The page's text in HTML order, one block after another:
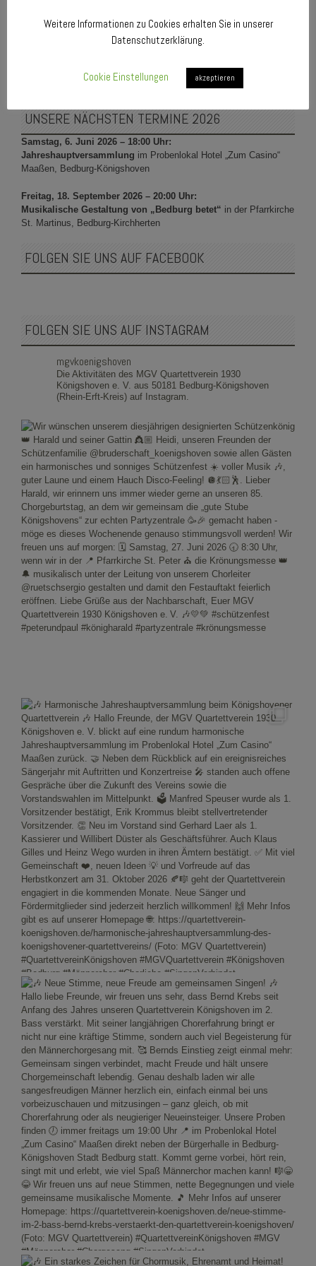
UNSERE NÄCHSTEN TERMINE 2026
Samstag, 6. Juni 2026 – 18:00 Uhr:
Jahreshauptversammlung im Probenlokal Hotel „Zum Casino“
Maaßen, Bedburg-Königshoven
Freitag, 18. September 2026 – 20:00 Uhr:
Musikalische Gestaltung von „Bedburg betet“ in der Pfarrkirche
St. Martinus, Bedburg-Kirchherten
FOLGEN SIE UNS AUF FACEBOOK
FOLGEN SIE UNS AUF INSTAGRAM
mgvkoenigshoven
Die Aktivitäten des MGV Quartettverein 1930
Königshoven e. V. aus 50181 Bedburg-Königshoven
(Rhein-Erft-Kreis) auf Instagram.
Weitere Informationen zu Cookies erhalten Sie in unserer
Datenschutzerklärung.
Cookie Einstellungen akzeptieren